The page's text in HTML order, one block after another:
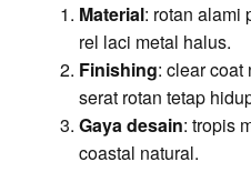
Material: rotan alami
rel laci metal halus.
Finishing: clear coat
serat rotan tetap
Gaya desain: tropis
coastal natural.